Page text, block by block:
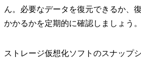
ん。必要なデータを復元できるか、
かかるかを定期的に確認しましょう。
ストレージ仮想化ソフトのスナップ